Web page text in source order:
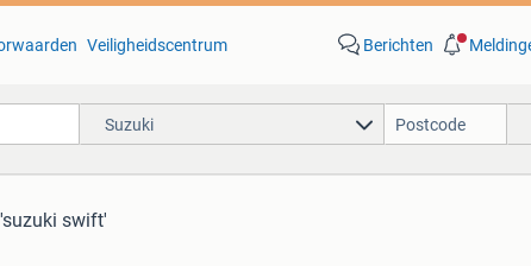
Veiligheidscentrum Berichten
Suzuki
swift'